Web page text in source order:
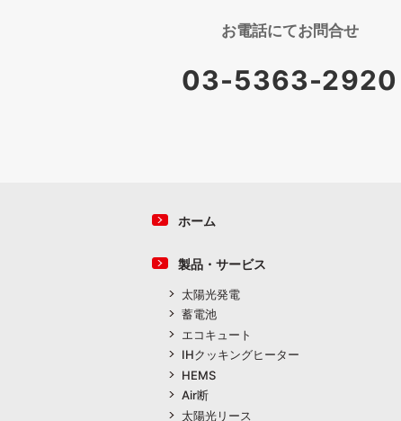
お電話にてお問合せ
03-5363-2920
ホーム
製品・サービス
太陽光発電
蓄電池
エコキュート
IHクッキングヒーター
HEMS
Air断
太陽光リース